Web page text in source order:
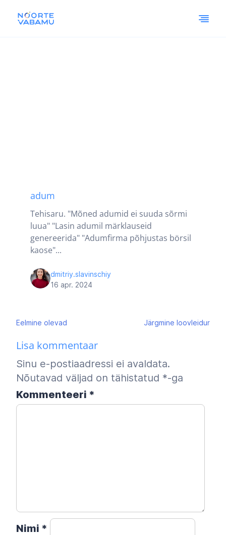
adum
Tehisaru. "Mõned adumid ei suuda sõrmi
luua" "Lasin adumil märklauseid
genereerida" "Adumfirma põhjustas börsil
kaose"...
dmitriy.slavinschiy
16 apr. 2024
Navigeerimine
Eelmine olevad Järgmine loovleidur
Lisa kommentaar
Sinu e-postiaadressi ei avaldata.
Nõutavad väljad on tähistatud *-ga
Kommenteeri *
Nimi *